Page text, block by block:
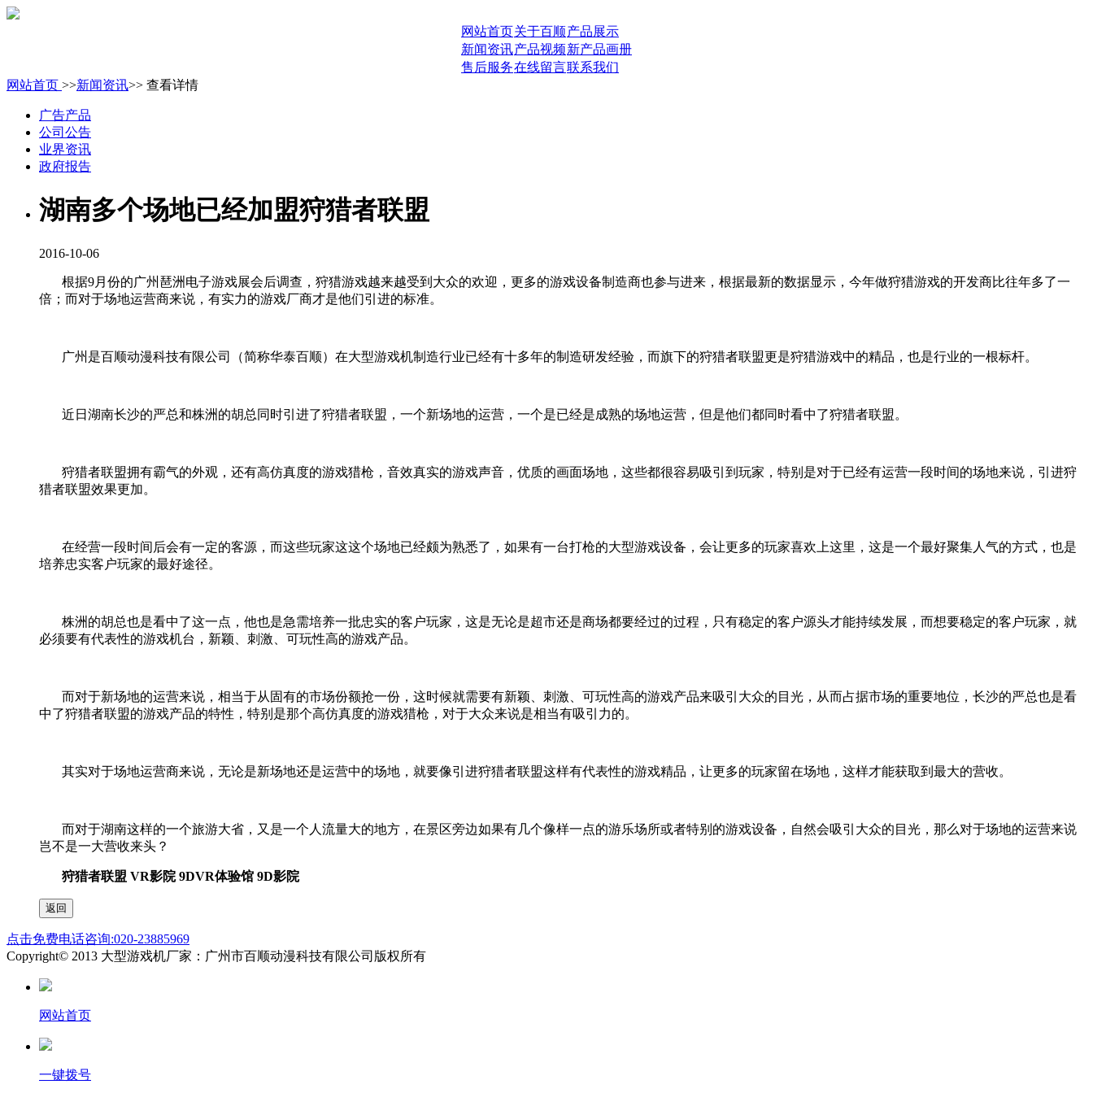
网站首页关于百顺产品展示
新闻资讯产品视频新产品画册
售后服务在线留言联系我们
网站首页 >>新闻资讯>> 查看详情
广告产品
公司公告
业界资讯
政府报告
湖南多个场地已经加盟狩猎者联盟
2016-10-06
根据9月份的广州琶洲电子游戏展会后调查，狩猎游戏越来越受到大众的欢迎，更多的游戏设备制造商也参与进来，根据最新的数据显示，今年做狩猎游戏的开发商比往年多了一
倍；而对于场地运营商来说，有实力的游戏厂商才是他们引进的标准。
广州是百顺动漫科技有限公司（简称华泰百顺）在大型游戏机制造行业已经有十多年的制造研发经验，而旗下的狩猎者联盟更是狩猎游戏中的精品，也是行业的一根标杆。
近日湖南长沙的严总和株洲的胡总同时引进了狩猎者联盟，一个新场地的运营，一个是已经是成熟的场地运营，但是他们都同时看中了狩猎者联盟。
狩猎者联盟拥有霸气的外观，还有高仿真度的游戏猎枪，音效真实的游戏声音，优质的画面场地，这些都很容易吸引到玩家，特别是对于已经有运营一段时间的场地来说，引进狩
猎者联盟效果更加。
在经营一段时间后会有一定的客源，而这些玩家这这个场地已经颇为熟悉了，如果有一台打枪的大型游戏设备，会让更多的玩家喜欢上这里，这是一个最好聚集人气的方式，也是
培养忠实客户玩家的最好途径。
株洲的胡总也是看中了这一点，他也是急需培养一批忠实的客户玩家，这是无论是超市还是商场都要经过的过程，只有稳定的客户源头才能持续发展，而想要稳定的客户玩家，就
必须要有代表性的游戏机台，新颖、刺激、可玩性高的游戏产品。
而对于新场地的运营来说，相当于从固有的市场份额抢一份，这时候就需要有新颖、刺激、可玩性高的游戏产品来吸引大众的目光，从而占据市场的重要地位，长沙的严总也是看
中了狩猎者联盟的游戏产品的特性，特别是那个高仿真度的游戏猎枪，对于大众来说是相当有吸引力的。
其实对于场地运营商来说，无论是新场地还是运营中的场地，就要像引进狩猎者联盟这样有代表性的游戏精品，让更多的玩家留在场地，这样才能获取到最大的营收。
而对于湖南这样的一个旅游大省，又是一个人流量大的地方，在景区旁边如果有几个像样一点的游乐场所或者特别的游戏设备，自然会吸引大众的目光，那么对于场地的运营来说
岂不是一大营收来头？
狩猎者联盟 VR影院 9DVR体验馆 9D影院
点击免费电话咨询:020-23885969
Copyright© 2013 大型游戏机厂家：广州市百顺动漫科技有限公司版权所有
网站首页
一键拨号